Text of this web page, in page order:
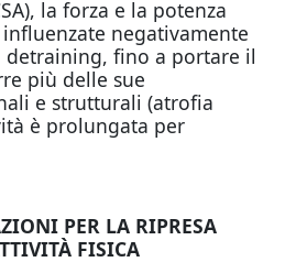
la forza e la potenza
negativamente
fino a portare il
più delle sue
e strutturali (atrofia
è prolungata per
PER LA RIPRESA
FISICA